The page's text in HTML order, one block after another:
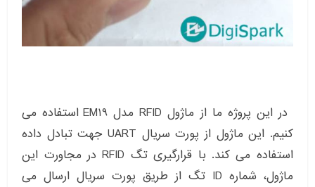
در این پروژه ما از ماژول RFID مدل EM19 استفاده می
کنیم. این ماژول از پورت سریال UART جهت تبادل داده
استفاده می کند. با قرارگیری تگ RFID در مجاورت این
ماژول، شماره ID تگ از طریق پورت سریال ارسال می